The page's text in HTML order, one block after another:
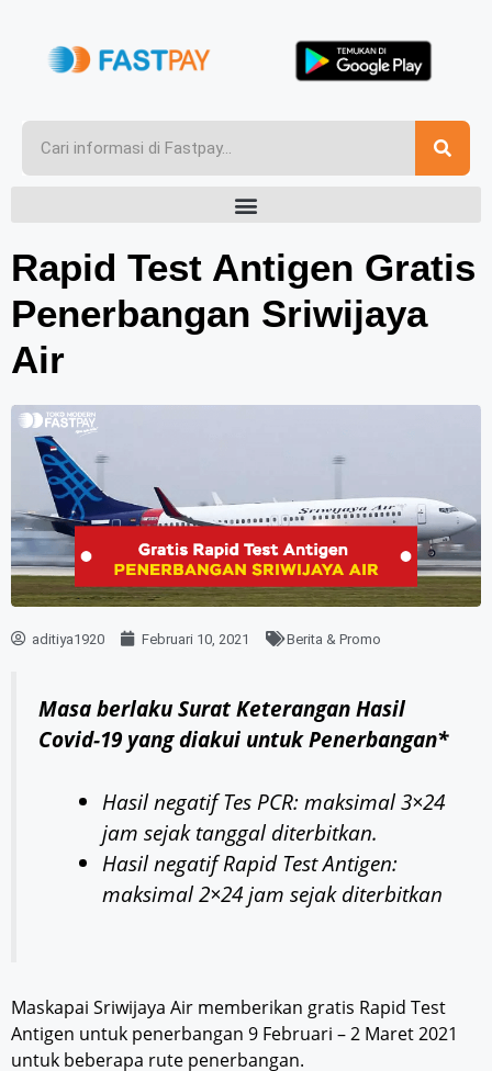
Rapid Test Antigen Gratis
Penerbangan Sriwijaya
Air
aditiya1920 Februari 10, 2021 Berita & Promo
Masa berlaku Surat Keterangan Hasil
Covid-19 yang diakui untuk Penerbangan*
Hasil negatif Tes PCR: maksimal 3×24
jam sejak tanggal diterbitkan.
Hasil negatif Rapid Test Antigen:
maksimal 2×24 jam sejak diterbitkan
Maskapai Sriwijaya Air memberikan gratis Rapid Test
Antigen untuk penerbangan 9 Februari – 2 Maret 2021
untuk beberapa rute penerbangan.